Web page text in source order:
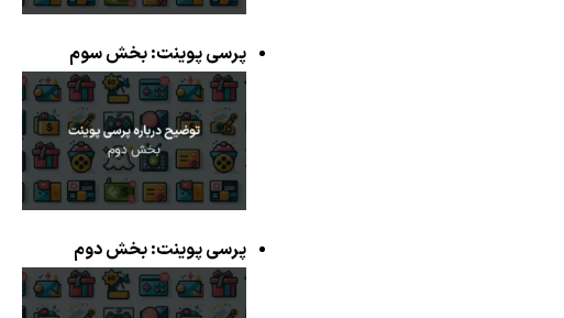
پرسی پوینت: بخش سوم
پرسی پوینت: بخش دوم